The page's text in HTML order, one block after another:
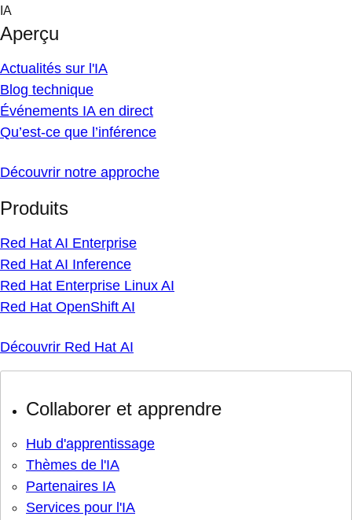
Skip
content
IA
Aperçu
Actualités sur l'IA
Blog technique
Événements IA en direct
Qu’est-ce que l’inférence
Découvrir notre approche
Produits
Red Hat AI Enterprise
Red Hat AI Inference
Red Hat Enterprise Linux AI
Red Hat OpenShift AI
Découvrir Red Hat AI
Collaborer et apprendre
Hub d'apprentissage
Thèmes de l'IA
Partenaires IA
Services pour l'IA